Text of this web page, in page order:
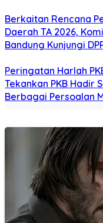
Berkaitan Rencana
Daerah TA 2026,
Bandung Kunjungi
Peringatan Harlah
Tekankan PKB Hadir
Berbagai Persoalan